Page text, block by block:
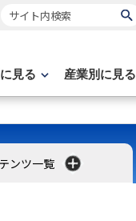
サイト内検索
見る 産業別に見る
ンツ一覧